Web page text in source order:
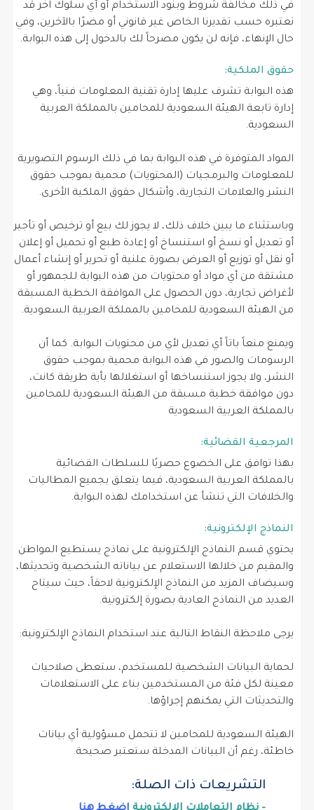
في ذلك مخالفة شروط وبنود الاستخدام أو أي سلوك آخر قد
نعتبره حسب تقديرنا الخاص غير قانوني أو مضرًا بالآخرين، وفي
حال الإنهاء، فإنه لن يكون مصرحاً لك بالدخول إلى هذه البوابة.
حقوق الملكية:
هذه البوابة تشرف عليها إدارة تقنية المعلومات فنياً، وهي
إدارة تابعة الهيئة السعودية للمحامين بالمملكة العربية
السعودية.
المواد المتوفرة في هذه البوابة بما في ذلك الرسوم التصويرية
للمعلومات والبرمجيات (المحتويات) محمية بموجب حقوق
النشر والعلامات التجارية، وأشكال حقوق الملكية الأخرى.
وباستثناء ما يبين خلاف ذلك، لا يجوز لك بيع أو ترخيص أو تأجير
أو تعديل أو نسخ أو استنساخ أو إعادة طبع أو تحميل أو إعلان
أو نقل أو توزيع أو العرض بصورة علنية أو تحرير أو إنشاء أعمال
مشتقة من أي مواد أو محتويات من هذه البوابة للجمهور أو
لأغراض تجارية، دون الحصول على الموافقة الخطية المسبقة
من الهيئة السعودية للمحامين بالمملكة العربية السعودية.
ويمنع منعاً باتاً أي تعديل لأي من محتويات البوابة. كما أن
الرسومات والصور في هذه البوابة محمية بموجب حقوق
النشر، ولا يجوز استنساخها أو استغلالها بأية طريقة كانت،
دون موافقة خطية مسبقة من الهيئة السعودية للمحامين
بالمملكة العربية السعودية
المرجعية القضائية:
بهذا توافق على الخضوع حصريًا للسلطات القضائية
بالمملكة العربية السعودية، فيما يتعلق بجميع المطالبات
والخلافات التي تنشأ عن استخدامك لهذه البوابة.
النماذج الإلكترونية:
يحتوي قسم النماذج الإلكترونية على نماذج يستطيع المواطن
والمقيم من خلالها الاستعلام عن بياناته الشخصية وتحديثها،
وسيضاف المزيد من النماذج الإلكترونية لاحقاً، حيث سيتاح
العديد من النماذج العادية بصورة إلكترونية.
يرجى ملاحظة النقاط التالية عند استخدام النماذج الإلكترونية:
لحماية البيانات الشخصية للمستخدم، ستعطى صلاحيات
معينة لكل فئة من المستخدمين بناء على الاستعلامات
والتحديثات التي يمكنهم إجراؤها.
الهيئة السعودية للمحامين لا تتحمل مسؤولية أي بيانات
خاطئة، رغم أن البيانات المدخلة ستعتبر صحيحة.
التشريعات ذات الصلة: